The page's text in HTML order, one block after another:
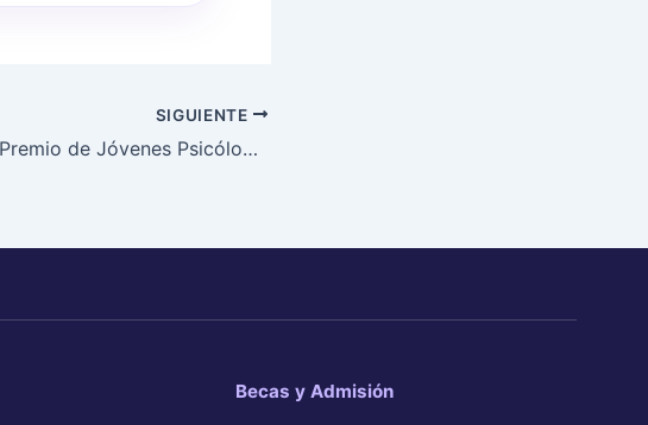
SIGUIENTE
El 1r Premio de Jóvenes Psicólogos Emprendedores cada vez más cerca
Becas y Admisión